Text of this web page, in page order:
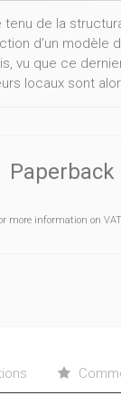
tenu de la
d’un modèle
vu que ce
locaux sont
de savoir-faire et
dans
locaux, constitue
Paperback
more information on